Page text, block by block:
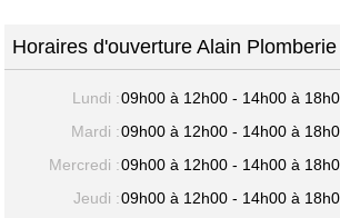
Horaires d'ouverture Alain Plomberie
Lundi :09h00 à 12h00 - 14h00 à
Mardi :09h00 à 12h00 - 14h00 à
Mercredi :09h00 à 12h00 - 14h00 à
Jeudi :09h00 à 12h00 - 14h00 à